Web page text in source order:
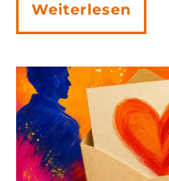
Weiterlesen